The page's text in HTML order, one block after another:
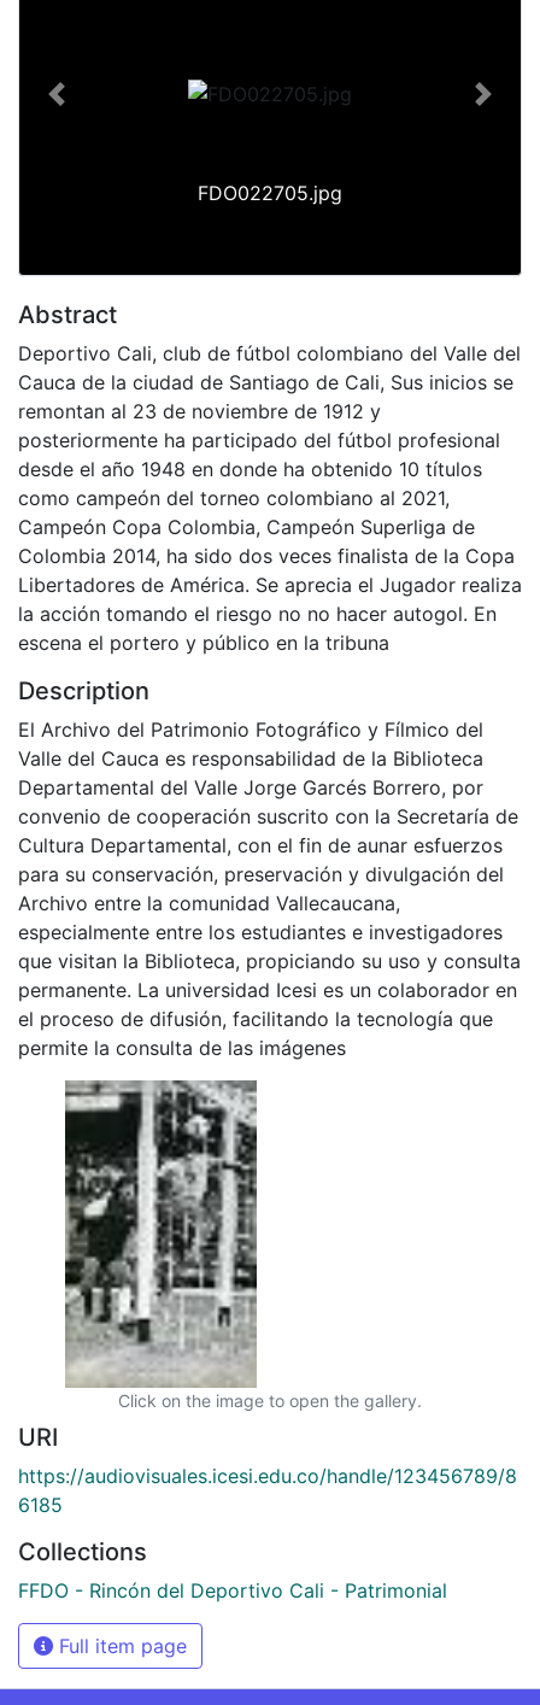
FDO022705.jpg
Previous Next
Abstract
Deportivo Cali, club de fútbol colombiano del Valle del
Cauca de la ciudad de Santiago de Cali, Sus inicios se
remontan al 23 de noviembre de 1912 y
posteriormente ha participado del fútbol profesional
desde el año 1948 en donde ha obtenido 10 títulos
como campeón del torneo colombiano al 2021,
Campeón Copa Colombia, Campeón Superliga de
Colombia 2014, ha sido dos veces finalista de la Copa
Libertadores de América. Se aprecia el Jugador realiza
la acción tomando el riesgo no no hacer autogol. En
escena el portero y público en la tribuna
Description
El Archivo del Patrimonio Fotográfico y Fílmico del
Valle del Cauca es responsabilidad de la Biblioteca
Departamental del Valle Jorge Garcés Borrero, por
convenio de cooperación suscrito con la Secretaría de
Cultura Departamental, con el fin de aunar esfuerzos
para su conservación, preservación y divulgación del
Archivo entre la comunidad Vallecaucana,
especialmente entre los estudiantes e investigadores
que visitan la Biblioteca, propiciando su uso y consulta
permanente. La universidad Icesi es un colaborador en
el proceso de difusión, facilitando la tecnología que
permite la consulta de las imágenes
Click on the image to open the gallery.
URI
https://audiovisuales.icesi.edu.co/handle/123456789/8
6185
Collections
FFDO - Rincón del Deportivo Cali - Patrimonial
Full item page